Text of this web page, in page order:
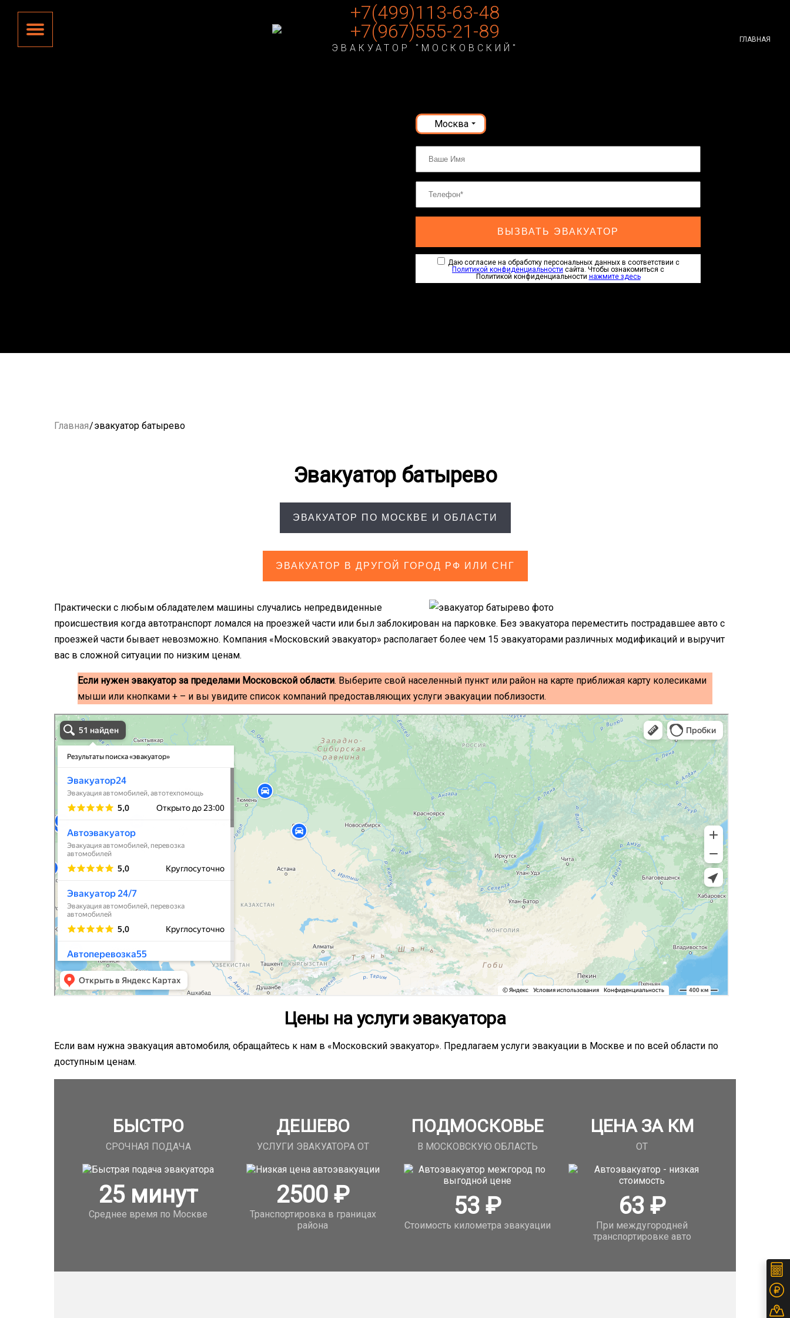
+7(499)113-63-48
+7(967)555-21-89
ЭВАКУАТОР "МОСКОВСКИЙ"
ГЛАВНАЯ
Москва
ВЫЗВАТЬ ЭВАКУАТОР
Даю согласие на обработку персональных данных в соответствии с
Политикой конфиденциальности сайта. Чтобы ознакомиться с
Политикой конфиденциальности нажмите здесь
Главная/эвакуатор батырево
Эвакуатор батырево
ЭВАКУАТОР ПО МОСКВЕ И ОБЛАСТИ
ЭВАКУАТОР В ДРУГОЙ ГОРОД РФ ИЛИ СНГ
Практически с любым обладателем машины случались непредвиденные
происшествия когда автотранспорт ломался на проезжей части или был заблокирован на парковке. Без эвакуатора переместить пострадавшее авто с
проезжей части бывает невозможно. Компания «Московский эвакуатор» располагает более чем 15 эвакуаторами различных модификаций и выручит
вас в сложной ситуации по низким ценам.
Если нужен эвакуатор за пределами Московской области. Выберите свой населенный пункт или район на карте приближая карту колесиками
мыши или кнопками + – и вы увидите список компаний предоставляющих услуги эвакуации поблизости.
эвакуаторы на карте
Волоколамск
Цены на услуги эвакуатора
Если вам нужна эвакуация автомобиля, обращайтесь к нам в «Московский эвакуатор». Предлагаем услуги эвакуации в Москве и по всей области по
доступным ценам.
БЫСТРО
СРОЧНАЯ ПОДАЧА
25минут
Среднее время по Москве
ДЕШЕВО
УСЛУГИ ЭВАКУАТОРА ОТ
2500₽
Транспортировка в границах
района
ПОДМОСКОВЬЕ
В МОСКОВСКУЮ ОБЛАСТЬ
53₽
Стоимость километра эвакуации
ЦЕНА ЗА КМ
ОТ
63₽
При междугородней
транспортировке авто